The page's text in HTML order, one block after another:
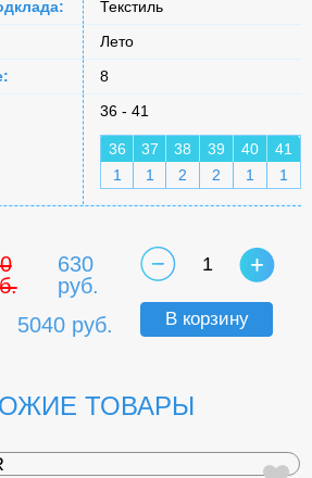
Текстиль
Лето
8
36 - 41
36 37 38 39 40
41
1
1 2 2 1 1
630
руб.
5040 руб.
1
В корзину
ТОВАРЫ